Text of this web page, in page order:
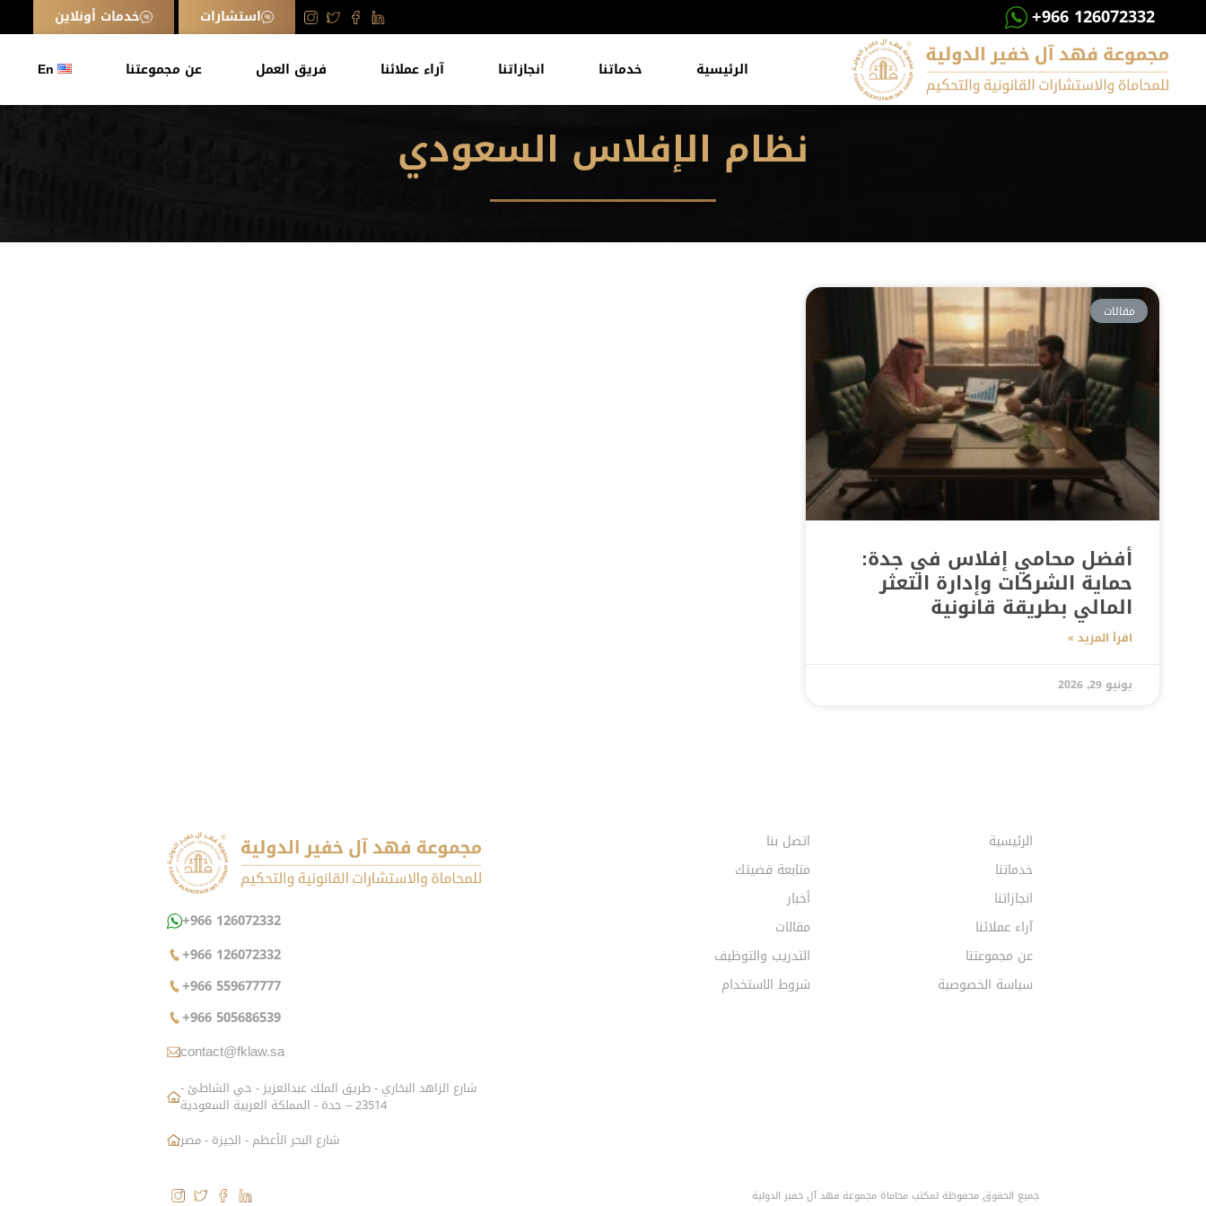
+966 126072332 استشارات خدمات أونلاين
الرئيسية خدماتنا انجازاتنا آراء عملائنا فريق العمل عن مجموعتنا En
نظام الإفلاس السعودي
مقالات
أفضل محامي إفلاس في جدة:
حماية الشركات وإدارة التعثر
المالي بطريقة قانونية
اقرأ المزيد »
يونيو 29, 2026
الرئيسية
خدماتنا
انجازاتنا
آراء عملائنا
عن مجموعتنا
سياسة الخصوصية
اتصل بنا
متابعة قضيتك
أخبار
مقالات
التدريب والتوظيف
شروط الاستخدام
+966 126072332
+966 126072332
+966 559677777
+966 505686539
contact@fklaw.sa
شارع الزاهد البخاري - طريق الملك عبدالعزيز - حي الشاطئ -
23514 – جدة - المملكة العربية السعودية
شارع البحر الأعظم - الجيزة - مصر
جميع الحقوق محفوظة لمكتب محاماة مجموعة فهد آل خفير الدولية